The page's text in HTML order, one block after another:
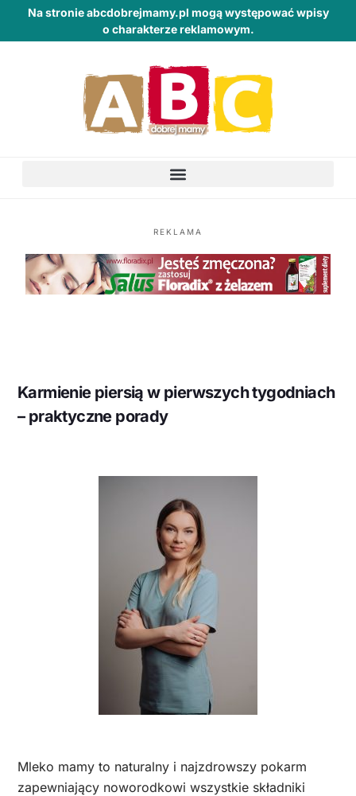
Na stronie abcdobrejmamy.pl mogą występować wpisy
o charakterze reklamowym.
REKLAMA
Karmienie piersią w pierwszych tygodniach
– praktyczne porady
Mleko mamy to naturalny i najzdrowszy pokarm
zapewniający noworodkowi wszystkie składniki